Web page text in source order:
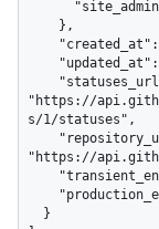
"https://
s/1/statuses",
"https://